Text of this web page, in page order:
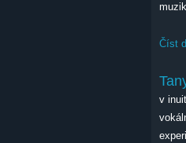
Číst
v